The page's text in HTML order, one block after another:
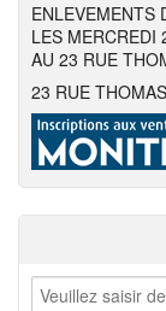
ENLEVEMENTS
LES MERCREDI
AU 23 RUE
23 RUE